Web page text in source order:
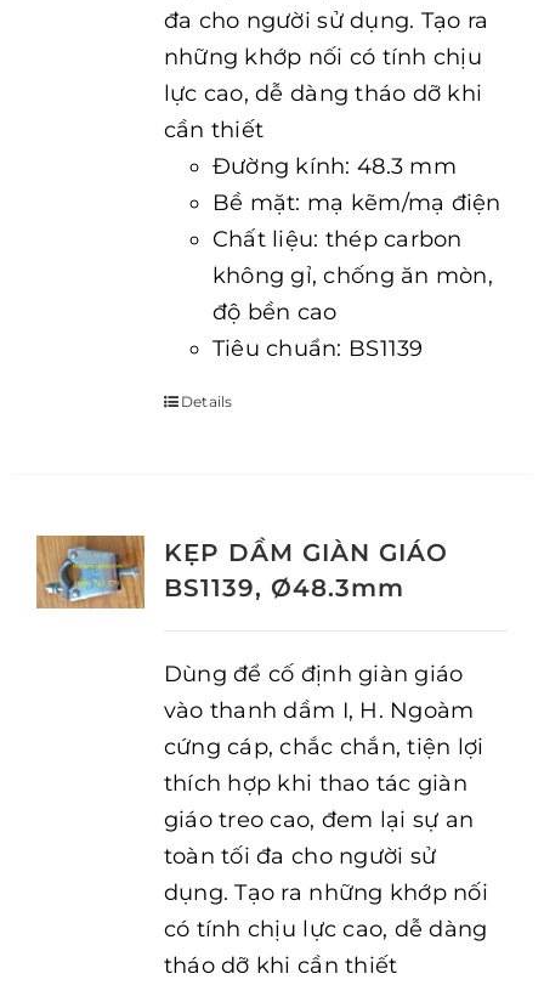
đa cho người sử dụng. Tạo ra
những khớp nối có tính chịu
lực cao, dễ dàng tháo dỡ khi
cần thiết
Đường kính: 48.3 mm
Bề mặt: mạ kẽm/mạ điện
Chất liệu: thép carbon
không gỉ, chống ăn mòn,
độ bền cao
Tiêu chuẩn: BS1139
Details
KẸP DẦM GIÀN GIÁO
BS1139, Ø48.3mm
Dùng để cố định giàn giáo
vào thanh dầm I, H. Ngoàm
cứng cáp, chắc chắn, tiện lợi
thích hợp khi thao tác giàn
giáo treo cao, đem lại sự an
toàn tối đa cho người sử
dụng. Tạo ra những khớp nối
có tính chịu lực cao, dễ dàng
tháo dỡ khi cần thiết